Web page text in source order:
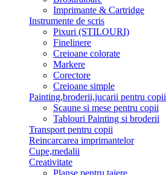
Imprimante & Cartridge
Instrumente de scris
Pixuri (STILOURI)
Finelinere
Creioane colorate
Markere
Corectore
Creioane simple
Painting,broderii,jucarii pentru copii
Scaune si mese pentru copii
Tablouri Painting si broderii
Transport pentru copii
Reincarcarea imprimantelor
Cupe,medalii
Creativitate
Planse pentru taiere